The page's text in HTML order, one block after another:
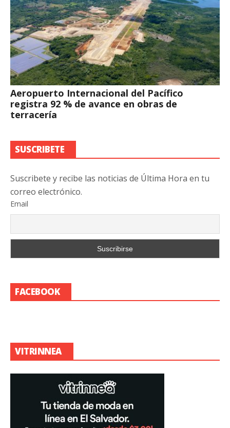
Aeropuerto Internacional del Pacífico
registra 92 % de avance en obras de
terracería
SUSCRIBETE
Suscribete y recibe las noticias de Última Hora en tu
correo electrónico.
Email
FACEBOOK
VITRINNEA